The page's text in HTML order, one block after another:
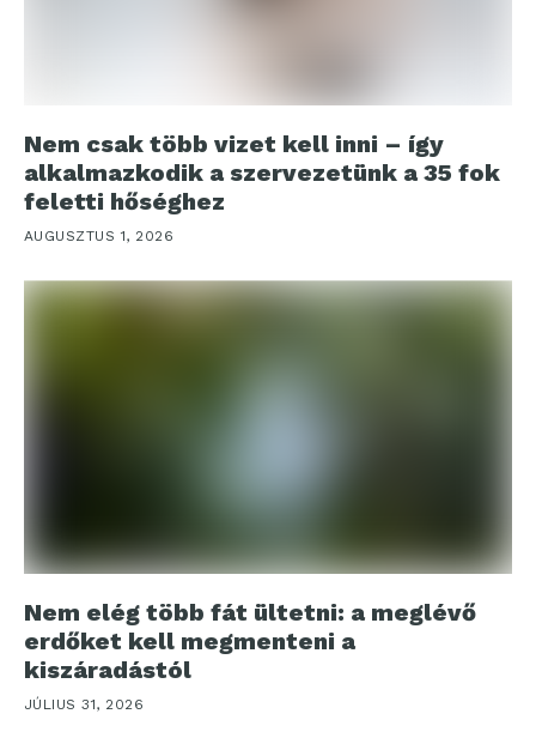
Nem csak több vizet kell inni – így
alkalmazkodik a szervezetünk a 35 fok
feletti hőséghez
AUGUSZTUS 1, 2026
Nem elég több fát ültetni: a meglévő
erdőket kell megmenteni a
kiszáradástól
JÚLIUS 31, 2026